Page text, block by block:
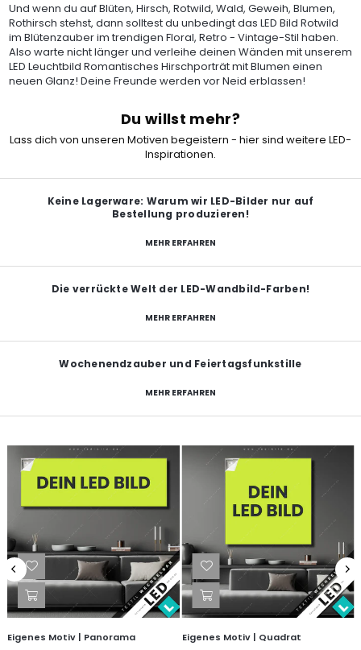
Und wenn du auf Blüten, Hirsch, Rotwild, Wald, Geweih, Blumen,
Rothirsch stehst, dann solltest du unbedingt das LED Bild Rotwild
im Blütenzauber im trendigen Floral, Retro - Vintage-Stil haben.
Also warte nicht länger und verleihe deinen Wänden mit unserem
LED Leuchtbild Romantisches Hirschporträt mit Blumen einen
neuen Glanz! Deine Freunde werden vor Neid erblassen!
Du willst mehr?
Lass dich von unseren Motiven begeistern - hier sind weitere LED-
Inspirationen.
Keine Lagerware: Warum wir LED-Bilder nur auf
Bestellung produzieren!
MEHR ERFAHREN
Die verrückte Welt der LED-Wandbild-Farben!
MEHR ERFAHREN
Wochenendzauber und Feiertagsfunkstille
MEHR ERFAHREN
Eigenes Motiv | Panorama Eigenes Motiv | Quadrat